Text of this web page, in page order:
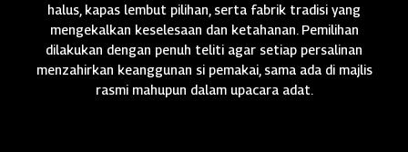
halus, kapas lembut pilihan, serta fabrik tradisi yang
mengekalkan keselesaan dan ketahanan. Pemilihan
dilakukan dengan penuh teliti agar setiap persalinan
menzahirkan keanggunan si pemakai, sama ada di majlis
rasmi mahupun dalam upacara adat.